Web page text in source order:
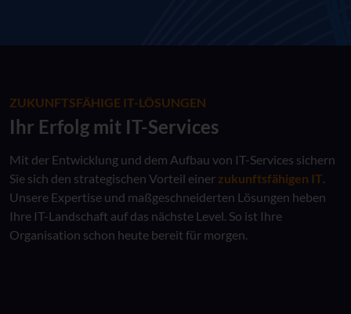
ZUKUNFTSFÄHIGE IT-LÖSUNGEN
Ihr Erfolg mit IT-Services
Mit der Entwicklung und dem Aufbau von IT-Services sichern
Sie sich den strategischen Vorteil einer zukunftsfähigen IT.
Unsere Expertise und maßgeschneiderten Lösungen heben
Ihre IT-Landschaft auf das nächste Level. So ist Ihre
Organisation schon heute bereit für morgen.